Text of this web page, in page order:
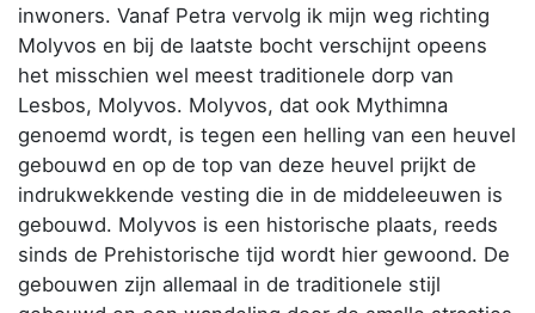
inwoners. Vanaf Petra vervolg ik mijn weg richting
Molyvos en bij de laatste bocht verschijnt opeens
het misschien wel meest traditionele dorp van
Lesbos, Molyvos. Molyvos, dat ook Mythimna
genoemd wordt, is tegen een helling van een heuvel
gebouwd en op de top van deze heuvel prijkt de
indrukwekkende vesting die in de middeleeuwen is
gebouwd. Molyvos is een historische plaats, reeds
sinds de Prehistorische tijd wordt hier gewoond. De
gebouwen zijn allemaal in de traditionele stijl